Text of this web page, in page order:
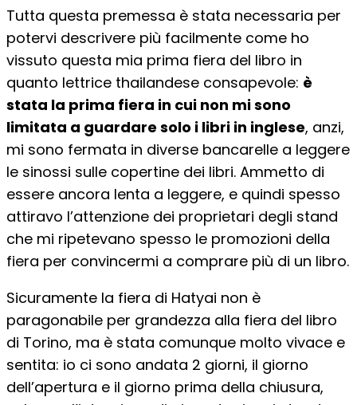
Tutta questa premessa è stata necessaria per
potervi descrivere più facilmente come ho
vissuto questa mia prima fiera del libro in
quanto lettrice thailandese consapevole: è
stata la prima fiera in cui non mi sono
limitata a guardare solo i libri in inglese, anzi,
mi sono fermata in diverse bancarelle a leggere
le sinossi sulle copertine dei libri. Ammetto di
essere ancora lenta a leggere, e quindi spesso
attiravo l’attenzione dei proprietari degli stand
che mi ripetevano spesso le promozioni della
fiera per convincermi a comprare più di un libro.
Sicuramente la fiera di Hatyai non è
paragonabile per grandezza alla fiera del libro
di Torino, ma è stata comunque molto vivace e
sentita: io ci sono andata 2 giorni, il giorno
dell’apertura e il giorno prima della chiusura,